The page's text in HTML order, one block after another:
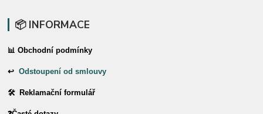
📦 INFORMACE
📊 Obchodní podmínky
↩Odstoupení od smlouvy
🛠 Reklamační formulář